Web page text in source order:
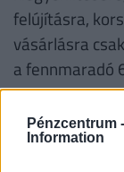
Pénzcentrum -
Information
felújításra,
vásárlásra
a fennmaradó
rendeletben
Amennyiben